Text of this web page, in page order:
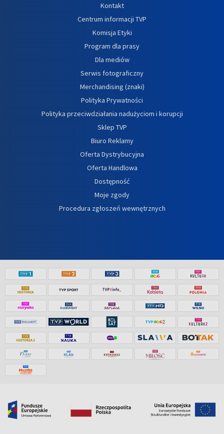
Kontakt
Centrum informacji TVP
Komisja Etyki
Program dla prasy
Dla mediów
Serwis fotograficzny
Merchandising (znaki)
Polityka Prywatności
Polityka przeciwdziałania nadużyciom i korupcji
Sklep TVP
Biuro Reklamy
Oferta Dystrybucyjna
Oferta Handlowa
Dostępność
Moje zgody
Procedura zgłoszeń wewnętrznych